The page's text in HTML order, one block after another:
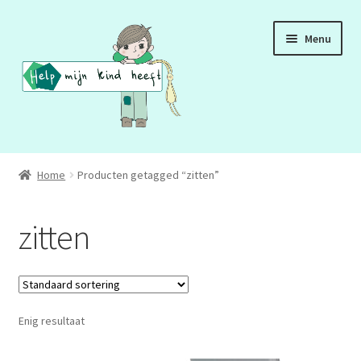
naar
navigatie
de
inhoud
Menu
ADD
ASS
DCD
HSP
Home Producten getagged “zitten”
zitten
Enig resultaat